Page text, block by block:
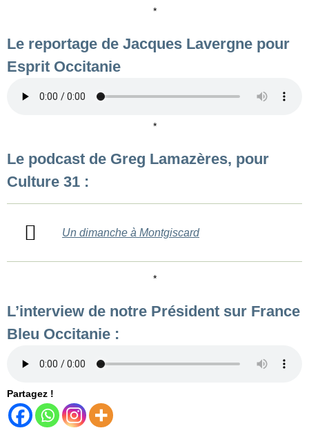
*
Le reportage de Jacques Lavergne pour
Esprit Occitanie
*
Le podcast de Greg Lamazères, pour
Culture 31 :
Un dimanche à Montgiscard
*
L’interview de notre Président sur France
Bleu Occitanie :
Partagez !